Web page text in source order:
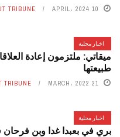
10 APRIL، 2024 TRIBUNE
اخبار محلية
ميقاتي: ملتزمون إعادة
طبيعتها
21 MARCH، 2022 TRIBUNE
اخبار محلية
بري في بعبدا غدا وبن